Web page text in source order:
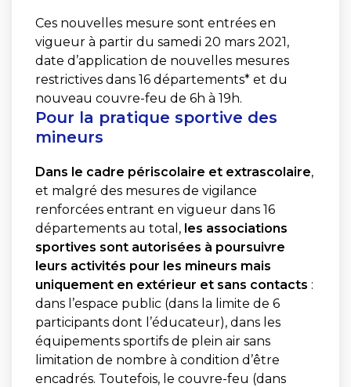
Ces nouvelles mesure sont entrées en
vigueur à partir du samedi 20 mars 2021,
date d’application de nouvelles mesures
restrictives dans 16 départements* et du
nouveau couvre-feu de 6h à 19h.
Pour la pratique sportive des
mineurs
Dans le cadre périscolaire et extrascolaire,
et malgré des mesures de vigilance
renforcées entrant en vigueur dans 16
départements au total, les associations
sportives sont autorisées à poursuivre
leurs activités pour les mineurs mais
uniquement en extérieur et sans contacts :
dans l’espace public (dans la limite de 6
participants dont l’éducateur), dans les
équipements sportifs de plein air sans
limitation de nombre à condition d’être
encadrés. Toutefois, le couvre-feu (dans